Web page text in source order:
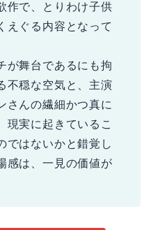
作で、とりわけ子供
えぐる内容となって
が舞台であるにも拘
不穏な空気と、主演
さんの繊細かつ真に
現実に起きているこ
ではないかと錯覚し
感は、一見の価値が